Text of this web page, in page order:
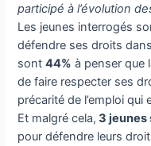
participé à l’évolution
Les jeunes interrogés
défendre ses droits
sont44% à penser que
de faire respecter ses
précarité de l’emploi qui
Et malgré cela, 3 jeunes
pour défendre leurs